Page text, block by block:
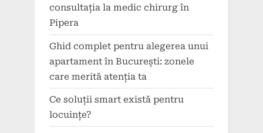
consultația la medic chirurg în
Pipera
Ghid complet pentru alegerea unui
apartament în București: zonele
care merită atenția ta
Ce soluții smart există pentru
locuințe?